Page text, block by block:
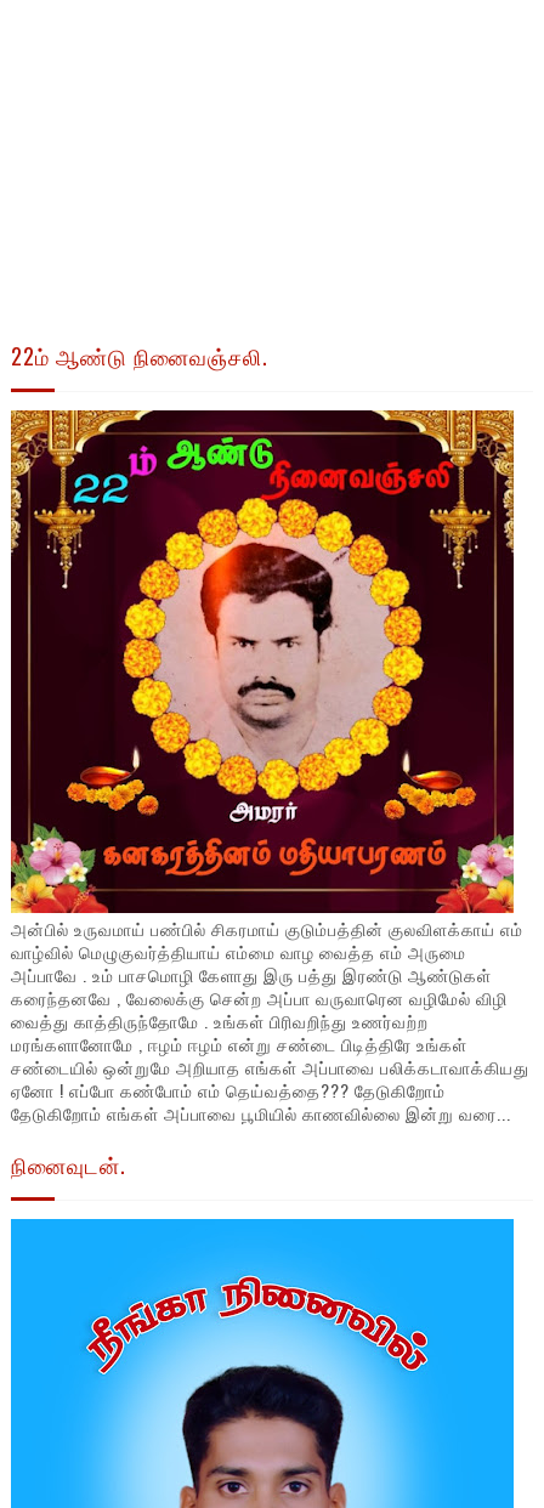
22ம் ஆண்டு நினைவஞ்சலி.
அன்பில் உருவமாய் பண்பில் சிகரமாய் குடும்பத்தின் குலவிளக்காய் எம்
வாழ்வில் மெழுகுவர்த்தியாய் எம்மை வாழ வைத்த எம் அருமை
அப்பாவே . உம் பாசமொழி கேளாது இரு பத்து இரண்டு ஆண்டுகள்
கரைந்தனவே , வேலைக்கு சென்ற அப்பா வருவாரென வழிமேல் விழி
வைத்து காத்திருந்தோமே . உங்கள் பிரிவறிந்து உணர்வற்ற
மரங்களானோமே , ஈழம் ஈழம் என்று சண்டை பிடித்திரே உங்கள்
சண்டையில் ஒன்றுமே அறியாத எங்கள் அப்பாவை பலிக்கடாவாக்கியது
ஏனோ ! எப்போ கண்போம் எம் தெய்வத்தை??? தேடுகிறோம்
தேடுகிறோம் எங்கள் அப்பாவை பூமியில் காணவில்லை இன்று வரை...
நினைவுடன்.